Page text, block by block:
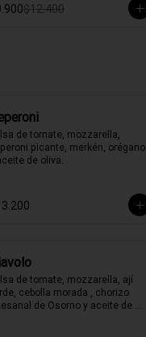
$12.400
de tomate, mozzarella,
picante, merkén, orégano
de oliva.
de tomate, mozzarella, ají
cebolla morada , chorizo
de Osorno y aceite de